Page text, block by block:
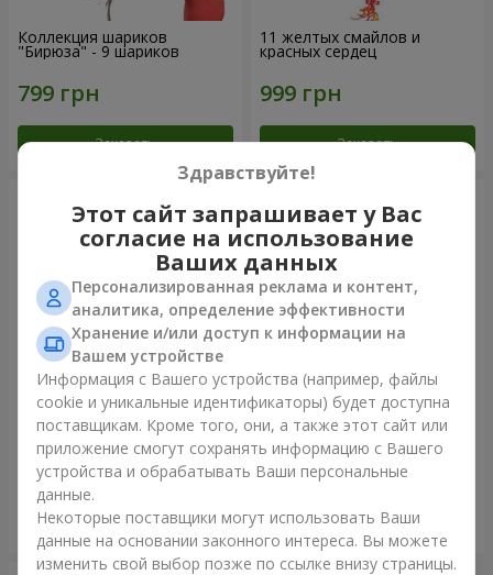
Коллекция шариков
"Бирюза" - 9 шариков
Заказать
11 желтых смайлов и
красных сердец
Заказать
Фонтан шаров "Небо"
Заказать
Фонтан шаров "Розовое
золото"
Заказать
Здравствуйте!
Этот сайт запрашивает у Вас
согласие на использование
Ваших данных
Персонализированная реклама и контент,
аналитика, определение эффективности
Хранение и/или доступ к информации на
Вашем устройстве
Информация с Вашего устройства (например, файлы
cookie и уникальные идентификаторы) будет доступна
поставщикам. Кроме того, они, а также этот сайт или
приложение смогут сохранять информацию с Вашего
устройства и обрабатывать Ваши персональные
данные.
Некоторые поставщики могут использовать Ваши
данные на основании законного интереса. Вы можете
изменить свой выбор позже по ссылке внизу страницы.